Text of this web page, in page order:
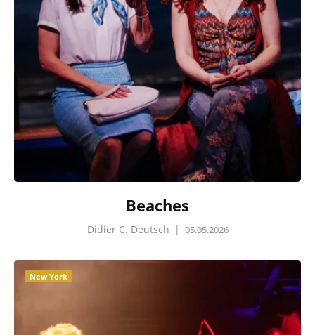
Beaches
Didier C. Deutsch | 05.05.2026
New York